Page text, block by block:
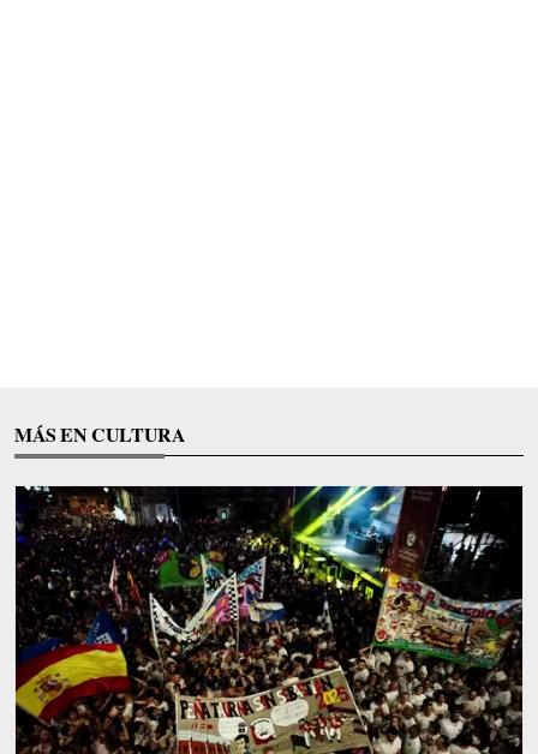
MÁS EN CULTURA